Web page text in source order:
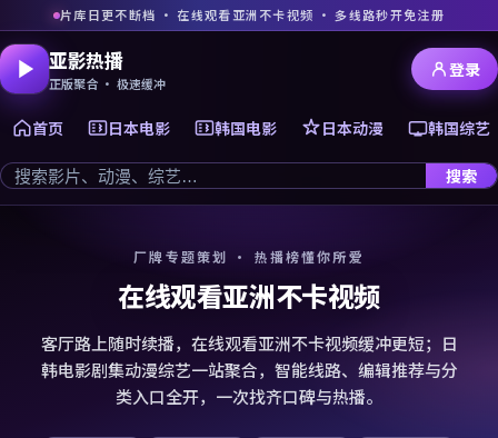
片库日更不断档 · 在线观看亚洲不卡视频 · 多线路秒开免注册
亚影热播
正版聚合 · 极速缓冲
首页 日本电影 韩国电影 日本动漫 韩国综艺
搜索
登录
厂牌专题策划 · 热播榜懂你所爱
在线观看亚洲不卡视频
客厅路上随时续播，在线观看亚洲不卡视频缓冲更短；日
韩电影剧集动漫综艺一站聚合，智能线路、编辑推荐与分
类入口全开，一次找齐口碑与热播。